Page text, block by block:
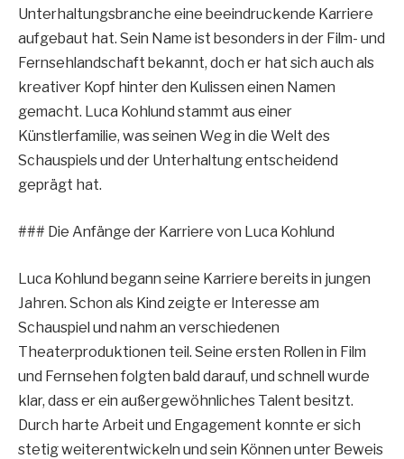
Unterhaltungsbranche eine beeindruckende Karriere
aufgebaut hat. Sein Name ist besonders in der Film- und
Fernsehlandschaft bekannt, doch er hat sich auch als
kreativer Kopf hinter den Kulissen einen Namen
gemacht. Luca Kohlund stammt aus einer
Künstlerfamilie, was seinen Weg in die Welt des
Schauspiels und der Unterhaltung entscheidend
geprägt hat.
### Die Anfänge der Karriere von Luca Kohlund
Luca Kohlund begann seine Karriere bereits in jungen
Jahren. Schon als Kind zeigte er Interesse am
Schauspiel und nahm an verschiedenen
Theaterproduktionen teil. Seine ersten Rollen in Film
und Fernsehen folgten bald darauf, und schnell wurde
klar, dass er ein außergewöhnliches Talent besitzt.
Durch harte Arbeit und Engagement konnte er sich
stetig weiterentwickeln und sein Können unter Beweis